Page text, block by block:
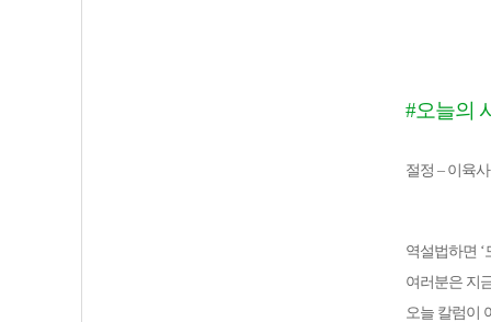
#오늘의
절정 – 이육사
역설법하면
여러분은 지
오늘 칼럼이